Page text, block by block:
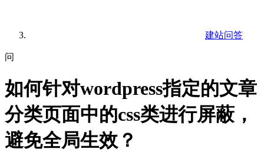
建站问答
问
如何针对wordpress指定的文章
分类页面中的css类进行屏蔽，
避免全局生效？